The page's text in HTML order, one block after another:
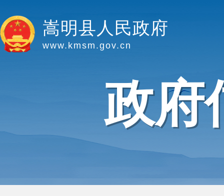
嵩明县人民政府
www.kmsm.gov.cn
政府